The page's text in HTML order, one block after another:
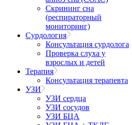
Скрининг сна
(респираторный
мониторинг)
Сурдология
Консультация сурдолога
Проверка слуха у
взрослых и детей
Терапия
Консультация терапевта
УЗИ
УЗИ сердца
УЗИ сосудов
УЗИ БЦА